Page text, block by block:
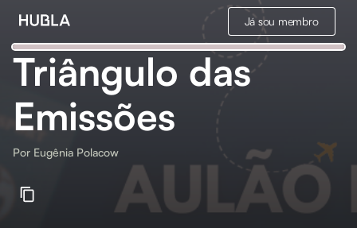
Já sou membro
Triângulo das
Emissões
Por Eugênia Polacow